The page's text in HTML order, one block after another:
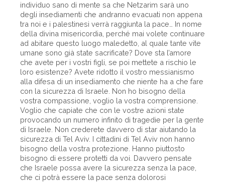
individuo sano di mente sa che Netzarim sarà uno
degli insediamenti che andranno evacuati non appena
tra noi e i palestinesi verrà raggiunta la pace… In nome
della divina misericordia, perché mai volete continuare
ad abitare questo luogo maledetto, al quale tante vite
umane sono già state sacrificate? Dove sta l’amore
che avete per i vostri figli, se poi mettete a rischio le
loro esistenze? Avete ridotto il vostro messianismo
alla difesa di un insediamento che niente ha a che fare
con la sicurezza di Israele. Non ho bisogno della
vostra compassione, voglio la vostra comprensione.
Voglio che capiate che con le vostre azioni state
provocando un numero infinito di tragedie per la gente
di Israele. Non crederete davvero di star aiutando la
sicurezza di Tel Aviv. I cittadini di Tel Aviv non hanno
bisogno della vostra protezione. Hanno piuttosto
bisogno di essere protetti da voi. Davvero pensate
che Israele possa avere la sicurezza senza la pace,
che ci potrà essere la pace senza dolorosi